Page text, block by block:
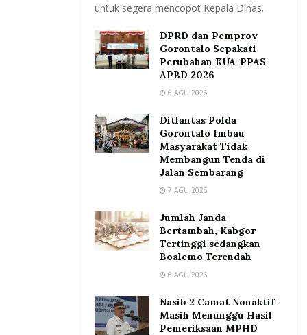
untuk segera mencopot Kepala Dinas...
DPRD dan Pemprov
Gorontalo Sepakati
Perubahan KUA-PPAS
APBD 2026
6 AGU 2026
Ditlantas Polda
Gorontalo Imbau
Masyarakat Tidak
Membangun Tenda di
Jalan Sembarang
7 AGU 2026
Jumlah Janda
Bertambah, Kabgor
Tertinggi sedangkan
Boalemo Terendah
6 AGU 2026
Nasib 2 Camat Nonaktif
Masih Menunggu Hasil
Pemeriksaan MPHD